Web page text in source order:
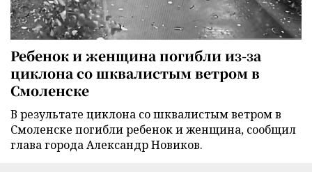
Ребенок и женщина погибли из-за
циклона со шквалистым ветром в
Смоленске
В результате циклона со шквалистым ветром в
Смоленске погибли ребенок и женщина, сообщил
глава города Александр Новиков.